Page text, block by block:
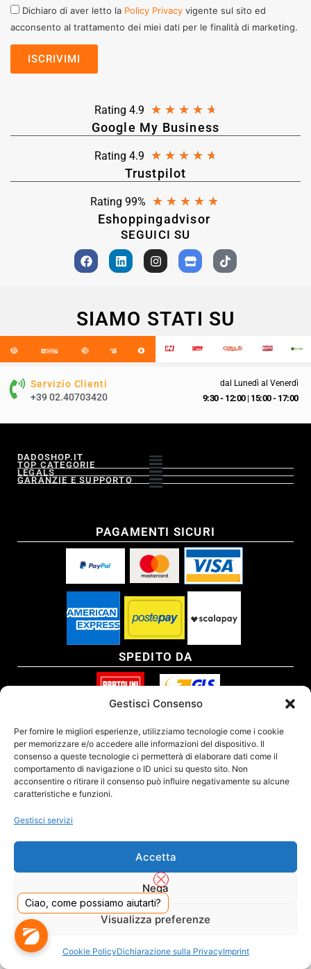
Gestisci Consenso
Per fornire le migliori esperienze, utilizziamo tecnologie come i cookie
per memorizzare e/o accedere alle informazioni del dispositivo. Il
consenso a queste tecnologie ci permetterà di elaborare dati come il
comportamento di navigazione o ID unici su questo sito. Non
acconsentire o ritirare il consenso può influire negativamente su alcune
caratteristiche e funzioni.
Gestisci servizi
Accetta
Nega
Visualizza preferenze
Cookie PolicyDichiarazione sulla PrivacyImprint
Dichiaro di aver letto la Policy Privacy vigente sul sito ed
acconsento al trattamento dei miei dati per le finalità di marketing.
Rating 4.9 ★ ★ ★ ★ ★
Google My Business
Rating 4.9 ★ ★ ★ ★ ★
Trustpilot
Rating 99% ★ ★ ★ ★ ★
Eshoppingadvisor
SEGUICI SU
SIAMO STATI SU
Servizio Clienti
+39 02.40703420
dal Lunedì al Venerdì
9:30 - 12:00| 15:00 - 17:00
DADOSHOP.IT
TOP CATEGORIE
LEGALS
GARANZIE E SUPPORTO
PAGAMENTI SICURI
SPEDITO DA
DADO S.R.L. Unipersonale - Viale Enrico Forlanini 23 - 20134 Milano (MI) - Italy
Tel. 02.40703420 - P.Iva/C.F. 02681390809 - Numero REA MI-2640300 - Cap. Soc.
Ciao, come possiamo aiutarti?